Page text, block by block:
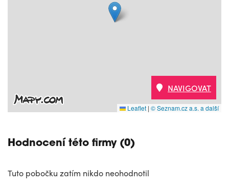
Leaflet | © Seznam.cz a.s. a další
NAVIGOVAT
Hodnocení této firmy (0)
Tuto pobočku zatím nikdo neohodnotil